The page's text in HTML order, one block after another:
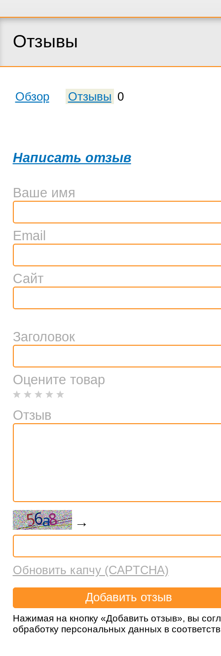
Отзывы
Обзор Отзывы 0
Написать отзыв
Ваше имя
Email
Сайт
Заголовок
Оцените товар
Отзыв
→
Обновить капчу (CAPTCHA)
Нажимая на кнопку «Добавить отзыв», вы
обработку персональных данных в